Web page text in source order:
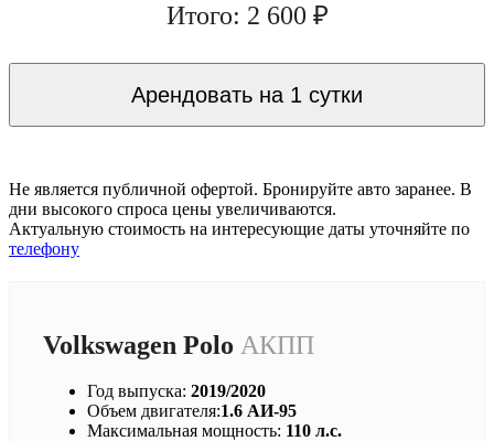
Итого: 2 600 ₽
Арендовать на 1 сутки
Не является публичной офертой. Бронируйте авто заранее. В
дни высокого спроса цены увеличиваются.
Актуальную стоимость на интересующие даты уточняйте по
телефону
Volkswagen Polo АКПП
Год выпуска: 2019/2020
Объем двигателя:1.6 АИ-95
Максимальная мощность: 110 л.с.